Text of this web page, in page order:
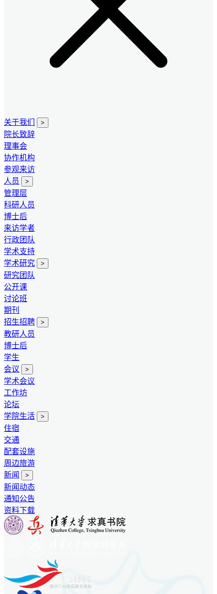
关于我们 >
院长致辞
理事会
协作机构
参观来访
人员
>
管理层
科研人员
博士后
来访学者
行政团队
学术支持
学术研究
>
研究团队
公开课
讨论班
期刊
招生招聘
>
教研人员
博士后
学生
会议
>
学术会议
工作坊
论坛
学院生活
>
住宿
交通
配套设施
周边旅游
新闻
>
新闻动态
通知公告
资料下载